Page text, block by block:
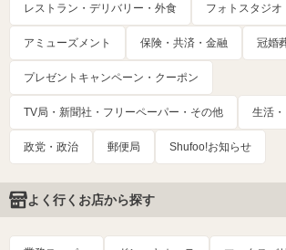
レストラン・デリバリー・外食 フォトスタジオ
アミューズメント 保険・共済・金融 冠婚
プレゼントキャンペーン・クーポン
TV局・新聞社・フリーペーパー・その他 生活
政党・政治 郵便局 Shufoo!お知らせ
よく行くお店から探す